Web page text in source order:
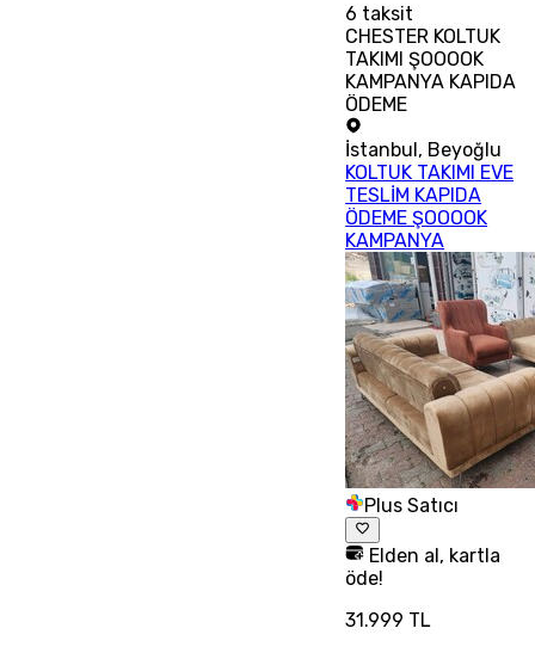
6 taksit
CHESTER KOLTUK
TAKIMI ŞOOOOK
KAMPANYA KAPIDA
ÖDEME
İstanbul, Beyoğlu
KOLTUK TAKIMI EVE
TESLİM KAPIDA
ÖDEME ŞOOOOK
KAMPANYA
Plus Satıcı
Elden al, kartla
öde!
31.999 TL